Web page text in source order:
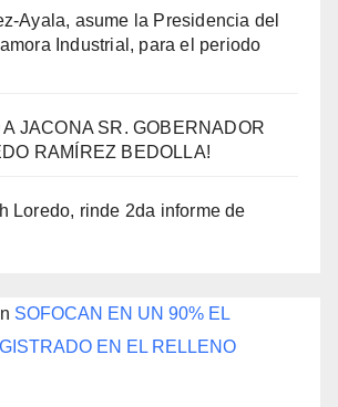
Ayala, asume la Presidencia del
Industrial, para el periodo
A JACONA SR. GOBERNADOR
RAMÍREZ BEDOLLA!
Loredo, rinde 2da informe de
SOFOCAN EN UN 90% EL
EN EL RELLENO